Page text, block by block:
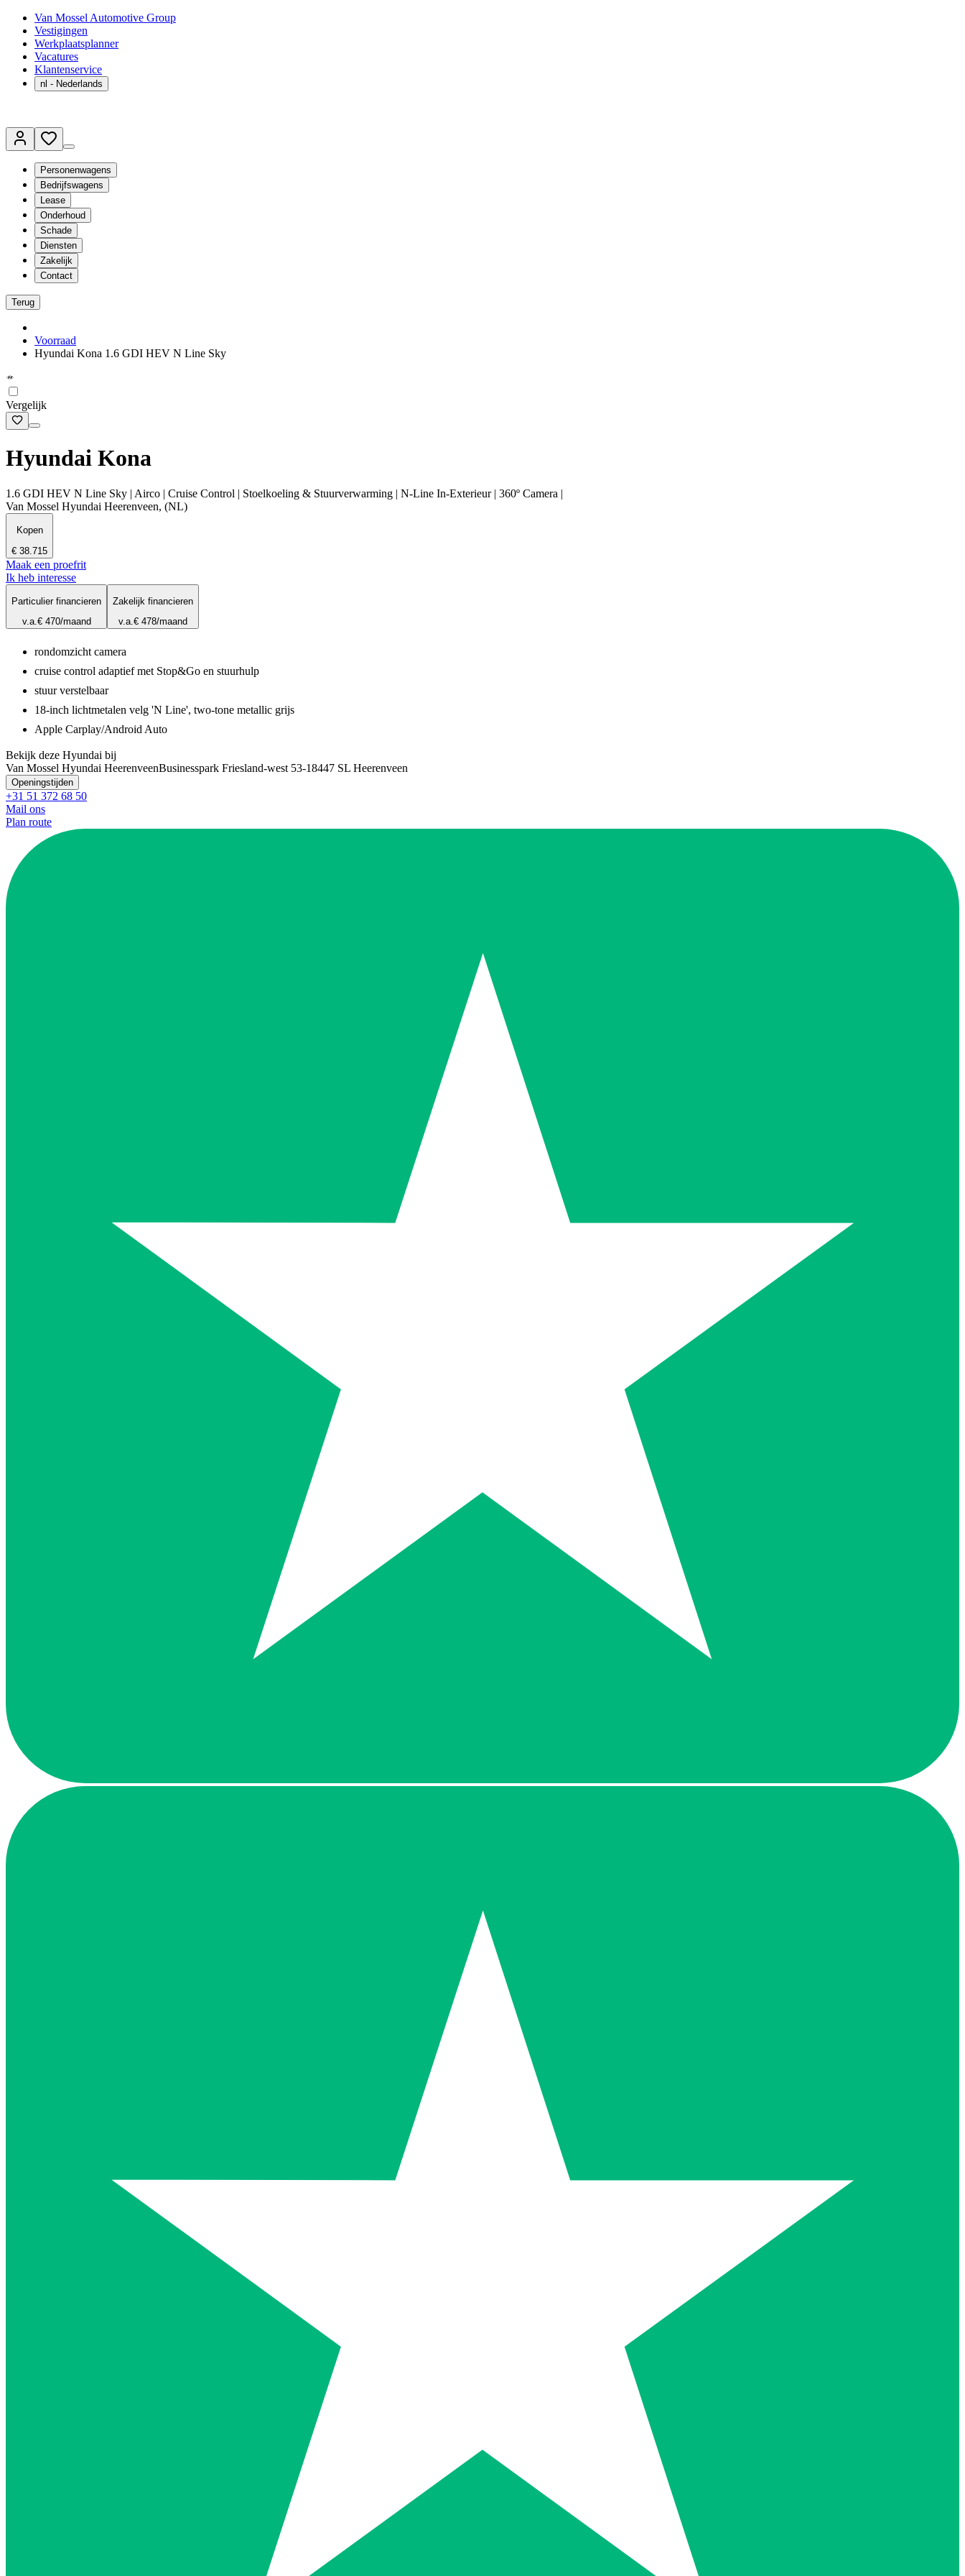
Van Mossel Automotive Group
Vestigingen
Werkplaatsplanner
Vacatures
Klantenservice
nl - Nederlands
Personenwagens
Bedrijfswagens
Lease
Onderhoud
Schade
Diensten
Zakelijk
Contact
Terug
Voorraad
Hyundai Kona 1.6 GDI HEV N Line Sky
Vergelijk
Hyundai Kona
1.6 GDI HEV N Line Sky | Airco | Cruise Control | Stoelkoeling & Stuurverwarming | N-Line In-Exterieur | 360º Camera |
Van Mossel Hyundai Heerenveen, (NL)
Kopen
€ 38.715
Maak een proefrit
Ik heb interesse
Particulier financieren
v.a.€ 470/maand
Zakelijk financieren
v.a.€ 478/maand
rondomzicht camera
cruise control adaptief met Stop&Go en stuurhulp
stuur verstelbaar
18-inch lichtmetalen velg 'N Line', two-tone metallic grijs
Apple Carplay/Android Auto
Bekijk deze Hyundai bij
Van Mossel Hyundai HeerenveenBusinesspark Friesland-west 53-18447 SL Heerenveen
Openingstijden
+31 51 372 68 50
Mail ons
Plan route